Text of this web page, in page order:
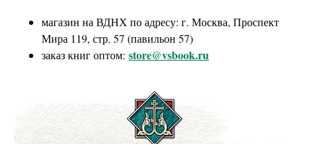
магазин на ВДНХ по адресу: г. Москва, Проспект
Мира 119, стр. 57 (павильон 57)
заказ книг оптом: store@vsbook.ru